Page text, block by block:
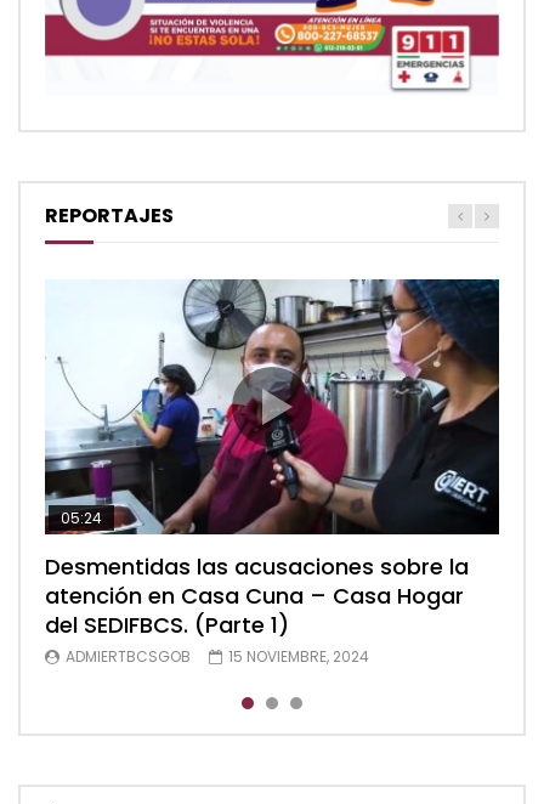
REPORTAJES
05:24
Desmentidas las acusaciones sobre la
atención en Casa Cuna – Casa Hogar
del SEDIFBCS. (Parte 1)
ADMIERTBCSGOB 15 NOVIEMBRE, 2024
04:28
Desmentidas las acusaciones sobre la
atención en Casa Cuna – Casa Hogar
del SEDIFBCS. (Parte 2)
ADMIERTBCSGOB 15 NOVIEMBRE, 2024
05:48
Desmentidas las acusaciones sobre la
atención en Casa Cuna – Casa Hogar
del SEDIFBCS (Parte 3)
ADMIERTBCSGOB 15 NOVIEMBRE, 2024